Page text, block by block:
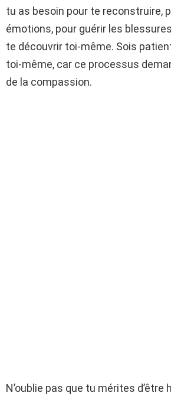
tu as besoin pour te reconstruire,
émotions, pour guérir les
te découvrir toi-même. Sois
toi-même, car ce processus
de la compassion.
N’oublie pas que tu mérites d’être